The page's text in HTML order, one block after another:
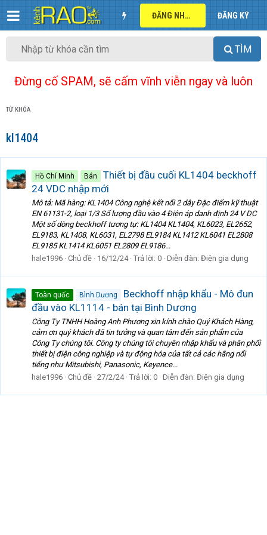
ĐĂNG NHẬP ĐĂNG KÝ
TÌM
Đừng cố SPAM, sẽ cấm vĩnh viễn ngay và luôn
TỪ KHÓA
kl1404
Hồ Chí Minh Bán
Thiết bị đầu cuối KL1404 beckhoff
24 VDC nhập mới
Mô tả: Mã hàng: KL1404 Công nghệ kết nối 2 dây Đặc điểm kỹ thuật
EN 61131-2, loại 1/3 Số lượng đầu vào 4 Điện áp danh định 24 V DC
Một số dòng beckhoff tương tự: KL1404 KL1404, KL6023, EL2652,
EL9183, KL1408, KL6031, EL2798 EL9184 KL1412 KL6041 EL2808
EL9185 KL1414 KL6051 EL2809 EL9186...
hale1996 Chủ đề 16/12/24 Trả lời: 0 Diễn đàn: Điện gia dụng
Toàn quốc Bình Dương
Beckhoff nhập khẩu - Mô đun
đầu vào KL1114 - bán tại Bình Dương
Công Ty TNHH Hoàng Anh Phương xin kính chào Quý Khách Hàng,
cảm ơn quý khách đã tin tưởng và quan tâm đến sản phẩm của
Công Ty chúng tôi. Công ty chúng tôi chuyên nhập khẩu và phân phối
thiết bị điện công nghiệp và tự động hóa của tất cả các hãng nổi
tiếng như Mitsubishi, Panasonic, Keyence...
hale1996 Chủ đề 27/2/24 Trả lời: 0 Diễn đàn: Điện gia dụng